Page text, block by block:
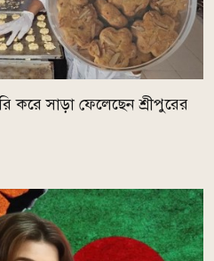
করে সাড়া ফেলেছেন শ্রীপুরের